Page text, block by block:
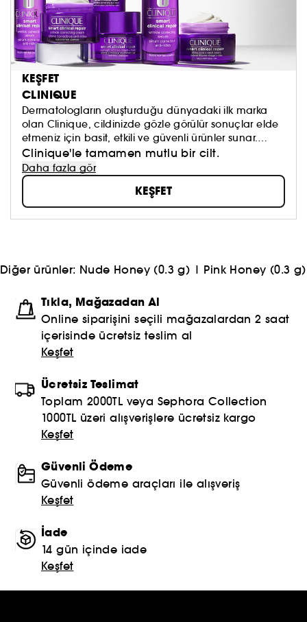
KEŞFET
CLINIQUE
Dermatologların oluşturduğu dünyadaki ilk marka
olan Clinique, cildinizde gözle görülür sonuçlar elde
etmeniz için basit, etkili ve güvenli ürünler sunar.
Paraben ve ftalat içermeyen kokusuz formüller, ciltte
tahriş yapmadan maksimum sonuçlar garanti
edecek şekilde tasarlanmıştır.
Clinique'le tamamen mutlu bir cilt.
Daha fazla gör
KEŞFET
Diğer ürünler: Nude Honey (0.3 g) | Pink Honey (0.3 g)
Tıkla, Mağazadan Al
Online siparişini seçili mağazalardan 2 saat
içerisinde ücretsiz teslim al
Keşfet
Ücretsiz Teslimat
Toplam 2000TL veya Sephora Collection
1000TL üzeri alışverişlere ücretsiz kargo
Keşfet
Güvenli Ödeme
Güvenli ödeme araçları ile alışveriş
Keşfet
İade
14 gün içinde iade
Keşfet